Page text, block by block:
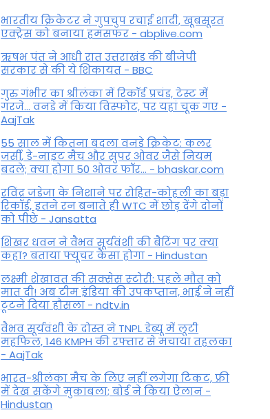
भारतीय क्रिकेटर ने गुपचुप रचाई शादी, खूबसूरत
एक्ट्रेस को बनाया हमसफर - abplive.com
ऋषभ पंत ने आधी रात उत्तराखंड की बीजेपी
सरकार से की ये शिकायत - BBC
गुरु गंभीर का श्रीलंका में र‍िकॉर्ड प्रचंड, टेस्ट में
गरजे... वनडे में किया व‍िस्फोट, पर यहां चूक गए -
AajTak
55 साल में कितना बदला वनडे क्रिकेट: कलर
जर्सी, डे-नाइट मैच और सुपर ओवर जैसे नियम
बदले; क्या होगा 50 ओवर फॉर... - bhaskar.com
रविंद्र जडेजा के निशाने पर रोहित-कोहली का बड़ा
रिकॉर्ड, इतने रन बनाते ही WTC में छोड़ देंगे दोनों
को पीछे - Jansatta
शिखर धवन ने वैभव सूर्यवंशी की बैटिंग पर क्या
कहा? बताया फ्यूचर कैसा होगा - Hindustan
लक्ष्मी शेखावत की सक्‍सेस स्‍टोरी: पहले मौत को
मात दी! अब टीम इंडिया की उपकप्तान, भाई ने नहीं
टूटने दिया हौसला - ndtv.in
वैभव सूर्यवंशी के दोस्त ने TNPL डेब्यू में लूटी
महफिल, 146 KMPH की रफ्तार से मचाया तहलका
- AajTak
भारत-श्रीलंका मैच के लिए नहीं लगेगा टिकट, फ्री
में देख सकेंगे मुकाबला; बोर्ड ने किया ऐलान -
Hindustan